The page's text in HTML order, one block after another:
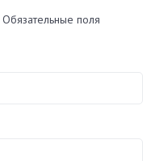
Обязательные поля